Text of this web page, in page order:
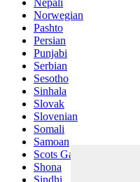
Nepali
Norwegian
Pashto
Persian
Punjabi
Serbian
Sesotho
Sinhala
Slovak
Slovenian
Somali
Samoan
Scots Gaelic
Shona